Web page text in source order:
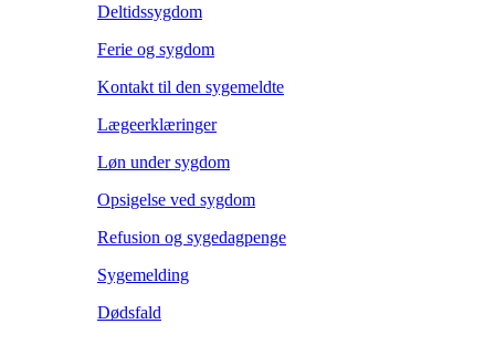
Deltidssygdom
Ferie og sygdom
Kontakt til den sygemeldte
Lægeerklæringer
Løn under sygdom
Opsigelse ved sygdom
Refusion og sygedagpenge
Sygemelding
Dødsfald